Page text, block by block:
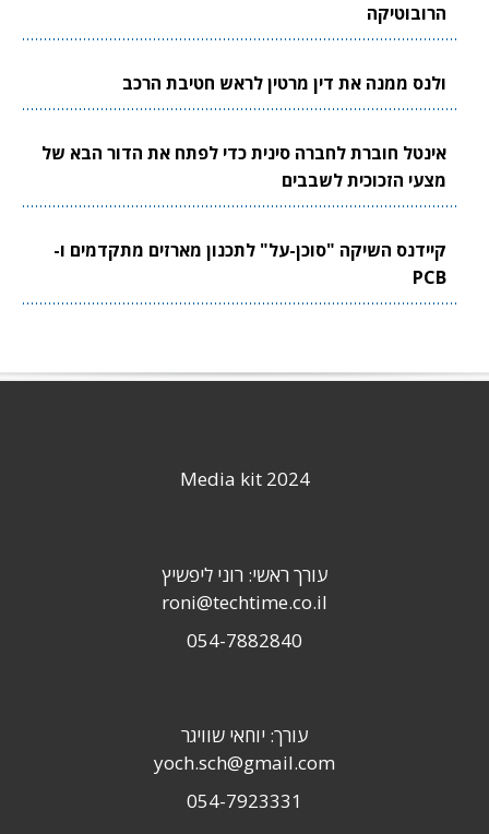
הרובוטיקה
ולנס ממנה את דין מרטין לראש חטיבת הרכב
אינטל חוברת לחברה סינית כדי לפתח את הדור הבא של
מצעי הזכוכית לשבבים
קיידנס השיקה "סוכן-על" לתכנון מארזים מתקדמים ו-
PCB
Media kit 2024
עורך ראשי: רוני ליפשיץ
roni@techtime.co.il
054-7882840
עורך: יוחאי שוויגר
yoch.sch@gmail.com
054-7923331